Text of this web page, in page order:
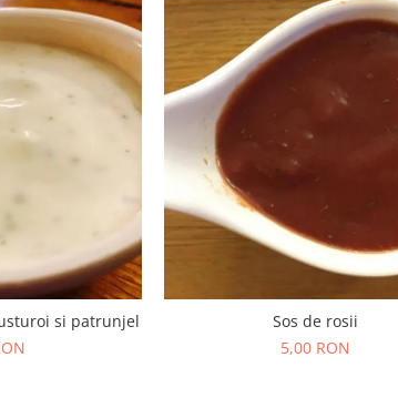
si patrunjel
Sos de rosii
5,00 RON